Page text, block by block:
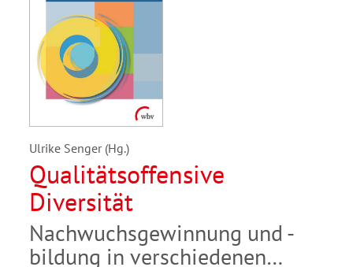
Ulrike Senger (Hg.)
Qualitätsoffensive
Diversität
Nachwuchsgewinnung und -
bildung in verschiedenen